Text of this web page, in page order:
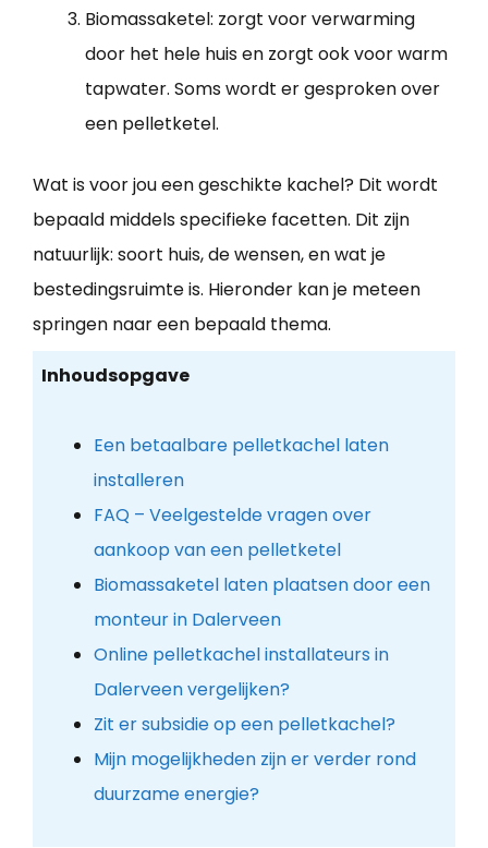
Biomassaketel: zorgt voor verwarming
door het hele huis en zorgt ook voor warm
tapwater. Soms wordt er gesproken over
een pelletketel.
Wat is voor jou een geschikte kachel? Dit wordt
bepaald middels specifieke facetten. Dit zijn
natuurlijk: soort huis, de wensen, en wat je
bestedingsruimte is. Hieronder kan je meteen
springen naar een bepaald thema.
Inhoudsopgave
Een betaalbare pelletkachel laten
installeren
FAQ – Veelgestelde vragen over
aankoop van een pelletketel
Biomassaketel laten plaatsen door een
monteur in Dalerveen
Online pelletkachel installateurs in
Dalerveen vergelijken?
Zit er subsidie op een pelletkachel?
Mijn mogelijkheden zijn er verder rond
duurzame energie?